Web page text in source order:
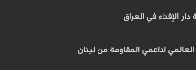
الإفتاء في العراق
العالمي لداعمي المقاومة من لبنان